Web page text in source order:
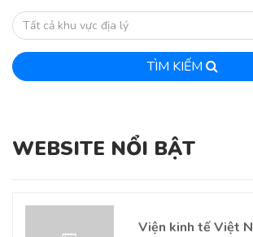
Tất cả khu vực địa lý
TÌM KIẾM
WEBSITE NỔI BẬT
Viện kinh tế Việt